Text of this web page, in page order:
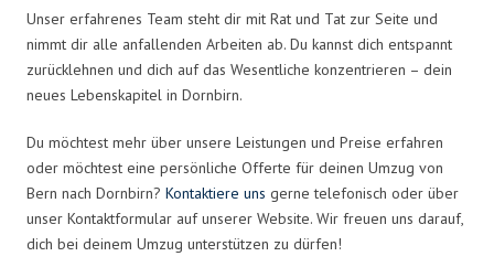
Unser erfahrenes Team steht dir mit Rat und Tat zur Seite und
nimmt dir alle anfallenden Arbeiten ab. Du kannst dich entspannt
zurücklehnen und dich auf das Wesentliche konzentrieren – dein
neues Lebenskapitel in Dornbirn.
Du möchtest mehr über unsere Leistungen und Preise erfahren
oder möchtest eine persönliche Offerte für deinen Umzug von
Bern nach Dornbirn? Kontaktiere uns gerne telefonisch oder über
unser Kontaktformular auf unserer Website. Wir freuen uns darauf,
dich bei deinem Umzug unterstützen zu dürfen!